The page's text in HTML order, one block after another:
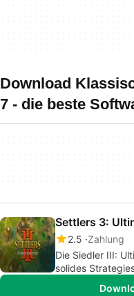
Download
7 - die beste
Settlers 3:
2.5 Zahlung
Die Siedler III:
solides